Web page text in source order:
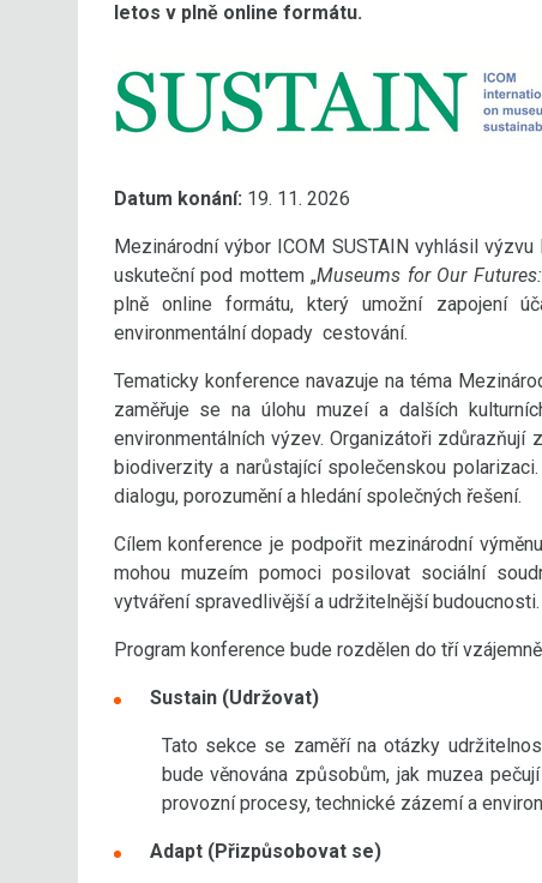
letos v plně online formátu.
Datum konání: 19. 11. 2026
Mezinárodní výbor ICOM SUSTAIN vyhlásil
uskuteční pod mottem „Museums for Our
plně online formátu, který umožní zapojení
environmentální dopady cestování.
Tematicky konference navazuje na téma
zaměřuje se na úlohu muzeí a dalších
environmentálních výzev. Organizátoři
biodiverzity a narůstající společenskou
dialogu, porozumění a hledání společných řešení.
Cílem konference je podpořit mezinárodní
mohou muzeím pomoci posilovat sociální
vytváření spravedlivější a udržitelnější budoucnosti.
Program konference bude rozdělen do tří
Sustain (Udržovat)
Tato sekce se zaměří na otázky
bude věnována způsobům, jak muzea
provozní procesy, technické zázemí a
Adapt (Přizpůsobovat se)